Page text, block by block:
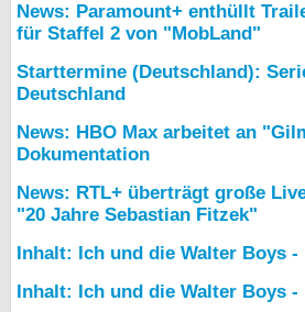
News: Paramount+ enthüllt
für Staffel 2 von "MobLand"
Starttermine (Deutschland):
Deutschland
News: HBO Max arbeitet an
Dokumentation
News: RTL+ überträgt große
"20 Jahre Sebastian Fitzek"
Inhalt: Ich und die Walter Boys
Inhalt: Ich und die Walter Boys